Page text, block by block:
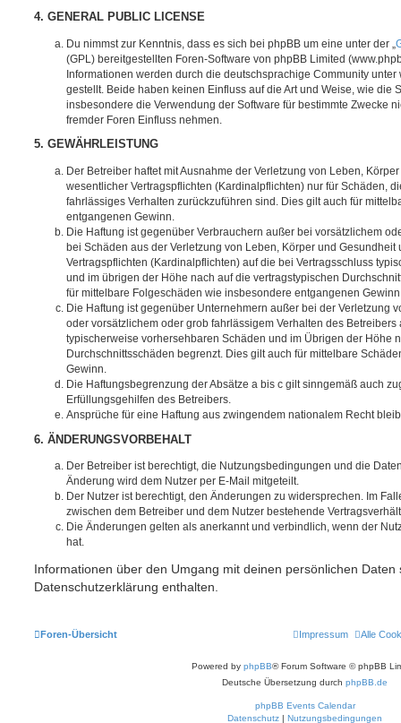
4. GENERAL PUBLIC LICENSE
Du nimmst zur Kenntnis, dass es sich bei phpBB um eine unter der „
(GPL) bereitgestellten Foren-Software von phpBB Limited
Informationen werden durch die deutschsprachige Community unter
gestellt. Beide haben keinen Einfluss auf die Art und Weise, wie die
insbesondere die Verwendung der Software für bestimmte Zwecke
fremder Foren Einfluss nehmen.
5. GEWÄHRLEISTUNG
Der Betreiber haftet mit Ausnahme der Verletzung von Leben,
wesentlicher Vertragspflichten (Kardinalpflichten) nur für Schäden,
fahrlässiges Verhalten zurückzuführen sind. Dies gilt auch für
entgangenen Gewinn.
Die Haftung ist gegenüber Verbrauchern außer bei vorsätzlichem
bei Schäden aus der Verletzung von Leben, Körper und
Vertragspflichten (Kardinalpflichten) auf die bei Vertragsschluss
und im übrigen der Höhe nach auf die vertragstypischen
für mittelbare Folgeschäden wie insbesondere entgangenen
Die Haftung ist gegenüber Unternehmern außer bei der Verletzung
oder vorsätzlichem oder grob fahrlässigem Verhalten des Betreibers
typischerweise vorhersehbaren Schäden und im Übrigen der Höhe
Durchschnittsschäden begrenzt. Dies gilt auch für mittelbare
Gewinn.
Die Haftungsbegrenzung der Absätze a bis c gilt sinngemäß auch
Erfüllungsgehilfen des Betreibers.
Ansprüche für eine Haftung aus zwingendem nationalem Recht
6. ÄNDERUNGSVORBEHALT
Der Betreiber ist berechtigt, die Nutzungsbedingungen und die
Änderung wird dem Nutzer per E-Mail mitgeteilt.
Der Nutzer ist berechtigt, den Änderungen zu widersprechen. Im
zwischen dem Betreiber und dem Nutzer bestehende
Die Änderungen gelten als anerkannt und verbindlich, wenn der
hat.
Informationen über den Umgang mit deinen persönlichen Daten
Datenschutzerklärung enthalten.
Foren-Übersicht Alle
Impressum
Powered by phpBB® Forum Software © phpBB
Deutsche Übersetzung durch phpBB.de
phpBB Events Calendar
Datenschutz | Nutzungsbedingungen